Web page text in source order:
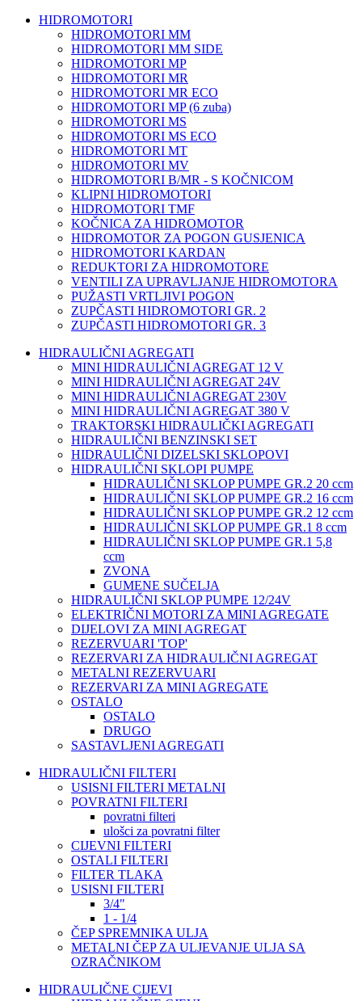
HIDROMOTORI
HIDROMOTORI MM
HIDROMOTORI MM SIDE
HIDROMOTORI MP
HIDROMOTORI MR
HIDROMOTORI MR ECO
HIDROMOTORI MP (6 zuba)
HIDROMOTORI MS
HIDROMOTORI MS ECO
HIDROMOTORI MT
HIDROMOTORI MV
HIDROMOTORI B/MR - S KOČNICOM
KLIPNI HIDROMOTORI
HIDROMOTORI TMF
KOČNICA ZA HIDROMOTOR
HIDROMOTOR ZA POGON GUSJENICA
HIDROMOTORI KARDAN
REDUKTORI ZA HIDROMOTORE
VENTILI ZA UPRAVLJANJE HIDROMOTORA
PUŽASTI VRTLJIVI POGON
ZUPČASTI HIDROMOTORI GR. 2
ZUPČASTI HIDROMOTORI GR. 3
HIDRAULIČNI AGREGATI
MINI HIDRAULIČNI AGREGAT 12 V
MINI HIDRAULIČNI AGREGAT 24V
MINI HIDRAULIČNI AGREGAT 230V
MINI HIDRAULIČNI AGREGAT 380 V
TRAKTORSKI HIDRAULIČKI AGREGATI
HIDRAULIČNI BENZINSKI SET
HIDRAULIČNI DIZELSKI SKLOPOVI
HIDRAULIČNI SKLOPI PUMPE
HIDRAULIČNI SKLOP PUMPE GR.2 20 ccm
HIDRAULIČNI SKLOP PUMPE GR.2 16 ccm
HIDRAULIČNI SKLOP PUMPE GR.2 12 ccm
HIDRAULIČNI SKLOP PUMPE GR.1 8 ccm
HIDRAULIČNI SKLOP PUMPE GR.1 5,8
ccm
ZVONA
GUMENE SUČELJA
HIDRAULIČNI SKLOP PUMPE 12/24V
ELEKTRIČNI MOTORI ZA MINI AGREGATE
DIJELOVI ZA MINI AGREGAT
REZERVUARI 'TOP'
REZERVARI ZA HIDRAULIČNI AGREGAT
METALNI REZERVUARI
REZERVARI ZA MINI AGREGATE
OSTALO
OSTALO
DRUGO
SASTAVLJENI AGREGATI
HIDRAULIČNI FILTERI
USISNI FILTERI METALNI
POVRATNI FILTERI
povratni filteri
ulošci za povratni filter
CIJEVNI FILTERI
OSTALI FILTERI
FILTER TLAKA
USISNI FILTERI
3/4"
1 - 1/4
ČEP SPREMNIKA ULJA
METALNI ČEP ZA ULJEVANJE ULJA SA
OZRAČNIKOM
HIDRAULIČNE CIJEVI